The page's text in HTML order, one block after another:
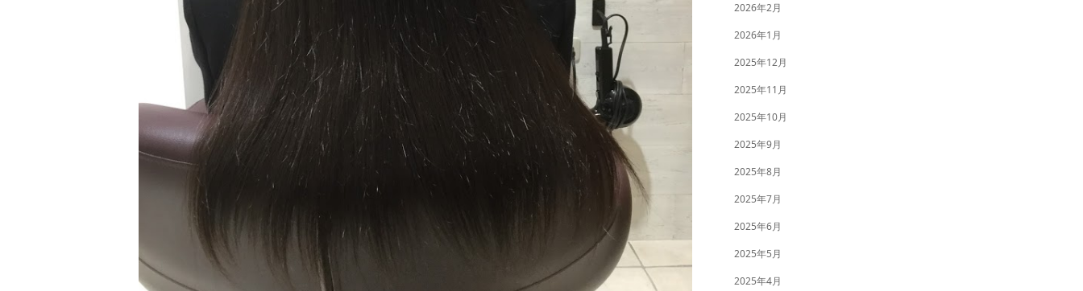
2026年2月
2026年1月
2025年12月
2025年11月
2025年10月
2025年9月
2025年8月
2025年7月
2025年6月
2025年5月
2025年4月